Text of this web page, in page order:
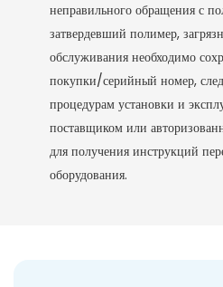
неправильного обращения с
затвердевший полимер,
обслуживания необходимо
покупки/серийный номер,
процедурам установки и
поставщиком или
для получения инструкций
оборудования.